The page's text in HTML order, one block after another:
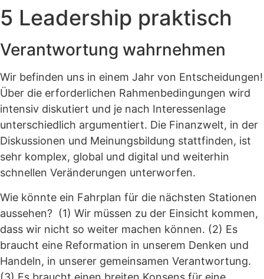
5 Leadership praktisch
Verantwortung wahrnehmen
Wir befinden uns in einem Jahr von Entscheidungen!
Über die erforderlichen Rahmen­bedingungen wird
intensiv diskutiert und je nach Interessenlage
unterschiedlich argumentiert. Die Finanzwelt, in der
Diskussionen und Meinungsbildung stattfinden, ist
sehr komplex, global und digital und weiterhin
schnellen Veränderungen unterworfen.
Wie könnte ein Fahrplan für die nächsten Stationen
aussehen? (1) Wir müssen zu der Einsicht kommen,
dass wir nicht so weiter machen können. (2) Es
braucht eine Reformation in unserem Denken und
Handeln, in unserer gemeinsamen Verantwortung.